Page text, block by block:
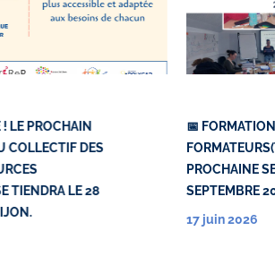
! LE PROCHAIN
COLLECTIF DES
TIENDRA LE 28
📅
PROCHAINE
SEPTEMBRE
17 juin 2026